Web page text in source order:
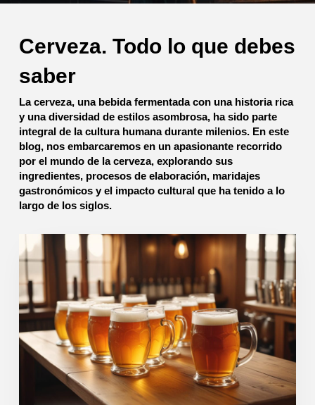
Cerveza. Todo lo que debes
saber
La cerveza, una bebida fermentada con una historia rica
y una diversidad de estilos asombrosa, ha sido parte
integral de la cultura humana durante milenios. En este
blog, nos embarcaremos en un apasionante recorrido
por el mundo de la cerveza, explorando sus
ingredientes, procesos de elaboración, maridajes
gastronómicos y el impacto cultural que ha tenido a lo
largo de los siglos.